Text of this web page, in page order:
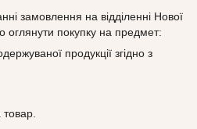
замовлення на відділенні Нової
покупку на предмет:
продукції згідно з